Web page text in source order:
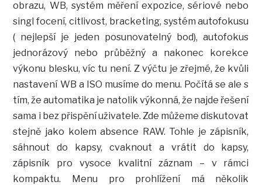
obrazu, WB, systém měření expozice, sériové nebo
singl focení, citlivost, bracketing, systém autofokusu
( nejlepší je jeden posunovatelný bod), autofokus
jednorázový nebo průběžný a nakonec korekce
výkonu blesku, víc tu není. Z výčtu je zřejmé, že kvůli
nastavení WB a ISO musíme do menu. Počítá se ale s
tím, že automatika je natolik výkonná, že najde řešení
sama i bez přispění uživatele. Zde můžeme diskutovat
stejně jako kolem absence RAW. Tohle je zápisník,
sáhnout do kapsy, cvaknout a vrátit do kapsy,
zápisník pro vysoce kvalitní záznam – v rámci
kompaktu. Menu pro prohlížení má několik